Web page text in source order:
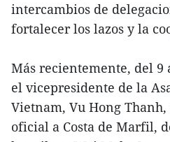
intercambios de
fortalecer los lazos y la
Más recientemente, del 9
el vicepresidente de la
Vietnam, Vu Hong
oficial a Costa de Marfil,